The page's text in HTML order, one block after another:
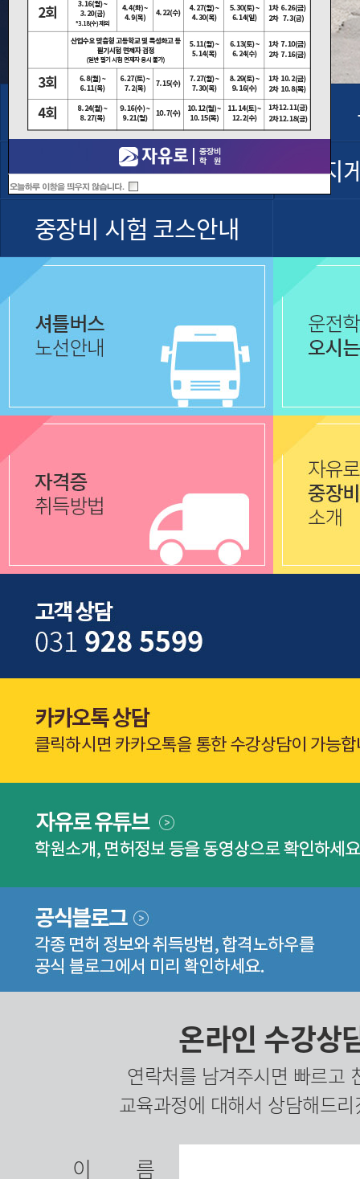
셔틀버스운행
굴착기 운전기능사
지
중장비 시험 코스안내
온라인 수강상
연락처를 남겨주시면 빠르고
교육과정에 대해서 상담해드
이름